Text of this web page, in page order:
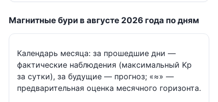
Магнитные бури в августе 2026 года по дням
Календарь месяца: за прошедшие дни —
фактические наблюдения (максимальный Kp
за сутки), за будущие — прогноз; «≈» —
предварительная оценка месячного горизонта.